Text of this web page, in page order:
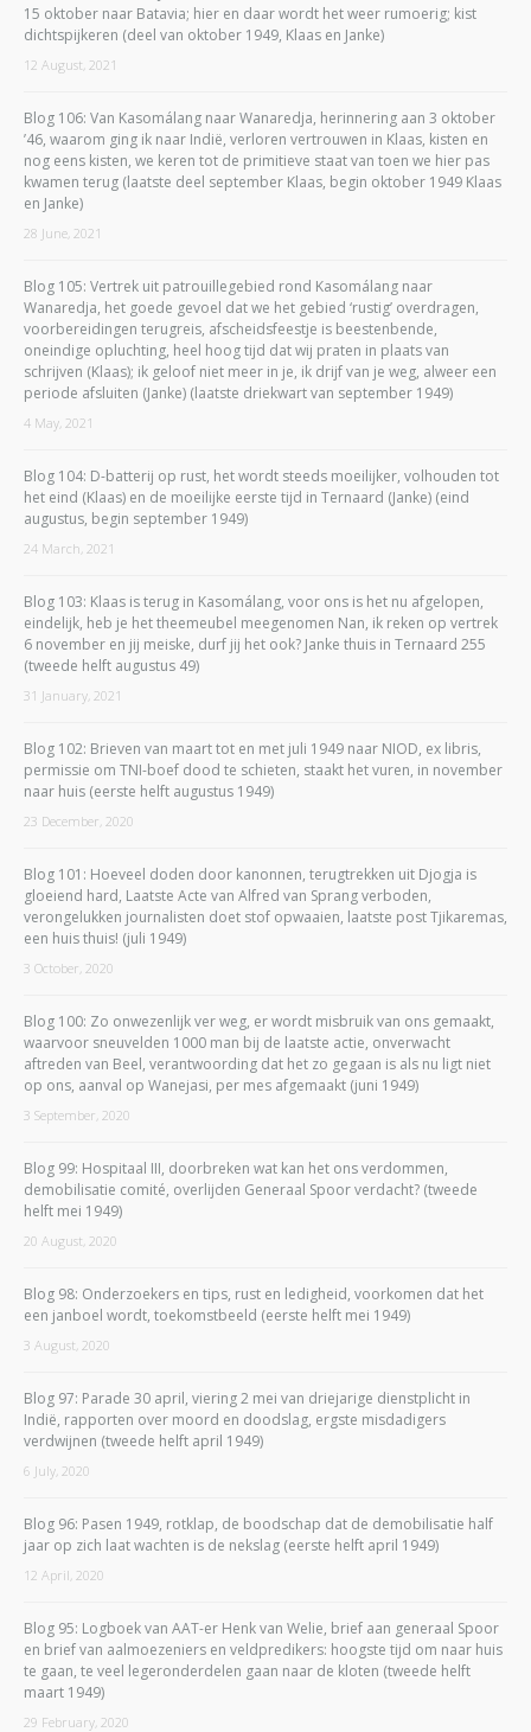
15 oktober naar Batavia; hier en daar wordt het weer rumoerig; kist
dichtspijkeren (deel van oktober 1949, Klaas en Janke)
12 August, 2021
Blog 106: Van Kasomálang naar Wanaredja, herinnering aan 3 oktober
’46, waarom ging ik naar Indië, verloren vertrouwen in Klaas, kisten en
nog eens kisten, we keren tot de primitieve staat van toen we hier pas
kwamen terug (laatste deel september Klaas, begin oktober 1949 Klaas
en Janke)
28 June, 2021
Blog 105: Vertrek uit patrouillegebied rond Kasomálang naar
Wanaredja, het goede gevoel dat we het gebied ‘rustig’ overdragen,
voorbereidingen terugreis, afscheidsfeestje is beestenbende,
oneindige opluchting, heel hoog tijd dat wij praten in plaats van
schrijven (Klaas); ik geloof niet meer in je, ik drijf van je weg, alweer een
periode afsluiten (Janke) (laatste driekwart van september 1949)
4 May, 2021
Blog 104: D-batterij op rust, het wordt steeds moeilijker, volhouden tot
het eind (Klaas) en de moeilijke eerste tijd in Ternaard (Janke) (eind
augustus, begin september 1949)
24 March, 2021
Blog 103: Klaas is terug in Kasomálang, voor ons is het nu afgelopen,
eindelijk, heb je het theemeubel meegenomen Nan, ik reken op vertrek
6 november en jij meiske, durf jij het ook? Janke thuis in Ternaard 255
(tweede helft augustus 49)
31 January, 2021
Blog 102: Brieven van maart tot en met juli 1949 naar NIOD, ex libris,
permissie om TNI-boef dood te schieten, staakt het vuren, in november
naar huis (eerste helft augustus 1949)
23 December, 2020
Blog 101: Hoeveel doden door kanonnen, terugtrekken uit Djogja is
gloeiend hard, Laatste Acte van Alfred van Sprang verboden,
verongelukken journalisten doet stof opwaaien, laatste post Tjikaremas,
een huis thuis! (juli 1949)
3 October, 2020
Blog 100: Zo onwezenlijk ver weg, er wordt misbruik van ons gemaakt,
waarvoor sneuvelden 1000 man bij de laatste actie, onverwacht
aftreden van Beel, verantwoording dat het zo gegaan is als nu ligt niet
op ons, aanval op Wanejasi, per mes afgemaakt (juni 1949)
3 September, 2020
Blog 99: Hospitaal III, doorbreken wat kan het ons verdommen,
demobilisatie comité, overlijden Generaal Spoor verdacht? (tweede
helft mei 1949)
20 August, 2020
Blog 98: Onderzoekers en tips, rust en ledigheid, voorkomen dat het
een janboel wordt, toekomstbeeld (eerste helft mei 1949)
3 August, 2020
Blog 97: Parade 30 april, viering 2 mei van driejarige dienstplicht in
Indië, rapporten over moord en doodslag, ergste misdadigers
verdwijnen (tweede helft april 1949)
6 July, 2020
Blog 96: Pasen 1949, rotklap, de boodschap dat de demobilisatie half
jaar op zich laat wachten is de nekslag (eerste helft april 1949)
12 April, 2020
Blog 95: Logboek van AAT-er Henk van Welie, brief aan generaal Spoor
en brief van aalmoezeniers en veldpredikers: hoogste tijd om naar huis
te gaan, te veel legeronderdelen gaan naar de kloten (tweede helft
maart 1949)
29 February, 2020